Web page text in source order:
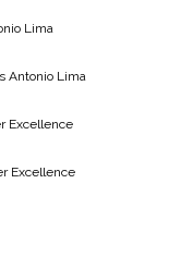
Lima
Antonio Lima
Excellence
Excellence